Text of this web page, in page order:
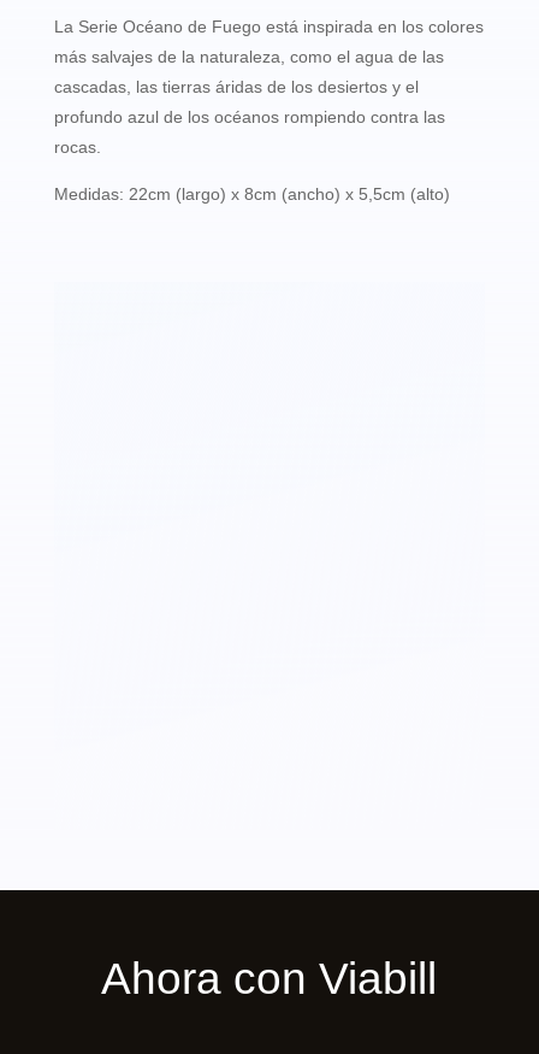
La Serie Océano de Fuego está inspirada en los colores
más salvajes de la naturaleza, como el agua de las
cascadas, las tierras áridas de los desiertos y el
profundo azul de los océanos rompiendo contra las
rocas.
Medidas: 22cm (largo) x 8cm (ancho) x 5,5cm (alto)
Ahora con Viabill